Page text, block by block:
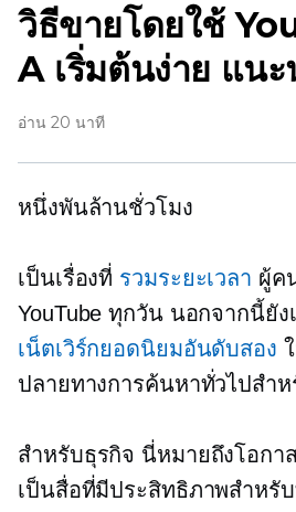
วิธีขายโดยใช้
A เริ่มต้นง่าย แนะ
อ่าน 20 นาที
หนึ่งพันล้านชั่วโมง
เป็นเรื่องที่ รวมระยะเวลา ผู้ค
YouTube ทุกวัน นอกจากนี้ยั
เน็ตเวิร์กยอดนิยมอันดับสอง
ปลายทางการค้นหาทั่วไปสำ
สำหรับธุรกิจ นี่หมายถึงโอกา
เป็นสื่อที่มีประสิทธิภาพสำหรั